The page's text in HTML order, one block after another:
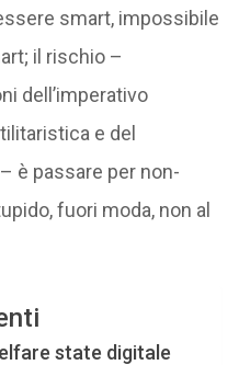
smart, impossibile
il rischio –
dell’imperativo
e del
è passare per non-
fuori moda, non al
state digitale